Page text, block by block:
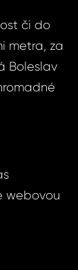
či do
metra, za
Boleslav
webovou
se